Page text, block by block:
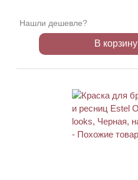
Нашли дешевле?
В корзину